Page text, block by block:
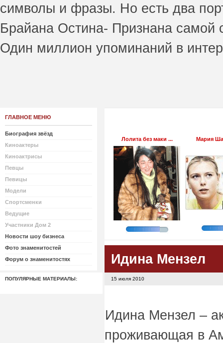
символы и фразы. Но есть два
Брайана Остина- Признана самой
Один миллион упоминаний в
ГЛАВНОЕ МЕНЮ
Биография звёзд
Киноактеры
Киноактрисы
Певцы
Певицы
Модели
Спортсменки
Ведущие
Участники Дом 2
Новости шоу бизнеса
Фото знаменитостей
Форум о знаменитостях
ПОПУЛЯРНЫЕ МАТЕРИАЛЫ:
Лолита без маки ... Мария
Идина Мензел
15 июля 2010
Идина Мензел –
проживающая в